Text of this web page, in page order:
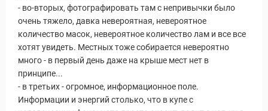
- во-вторых, фотографировать там с непривычки было
очень тяжело, давка невероятная, невероятное
количество масок, невероятное количество лам и все все
хотят увидеть. Местных тоже собирается невероятно
много - в первый день даже на крыше мест нет в
принципе...
- в третьих - огромное, информационное поле.
Информации и энергий столько, что в купе с